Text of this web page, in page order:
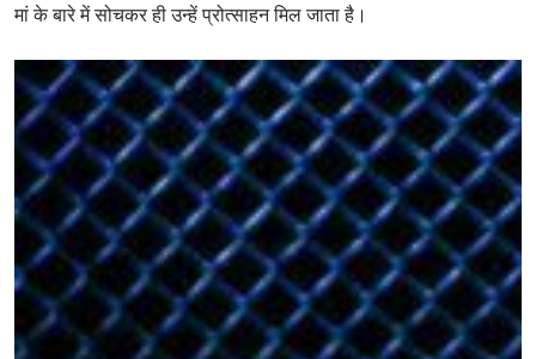
मां के बारे में सोचकर ही उन्हें प्रोत्साहन मिल जाता है।